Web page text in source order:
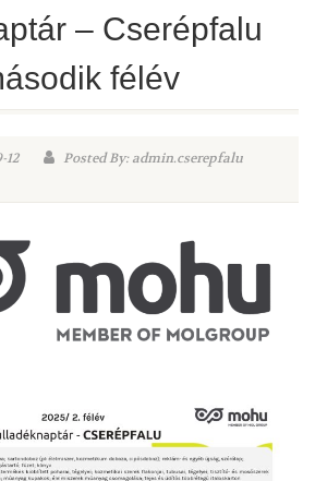
– Cserépfalu
félév
12
Posted By: admin.cserepfalu